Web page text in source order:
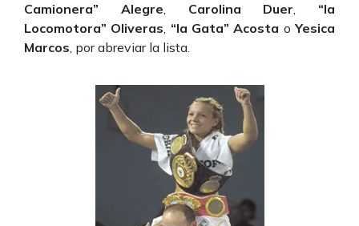
Camionera” Alegre, Carolina Duer, “la
Locomotora” Oliveras, “la Gata” Acosta oYesica
Marcos, por abreviar la lista.